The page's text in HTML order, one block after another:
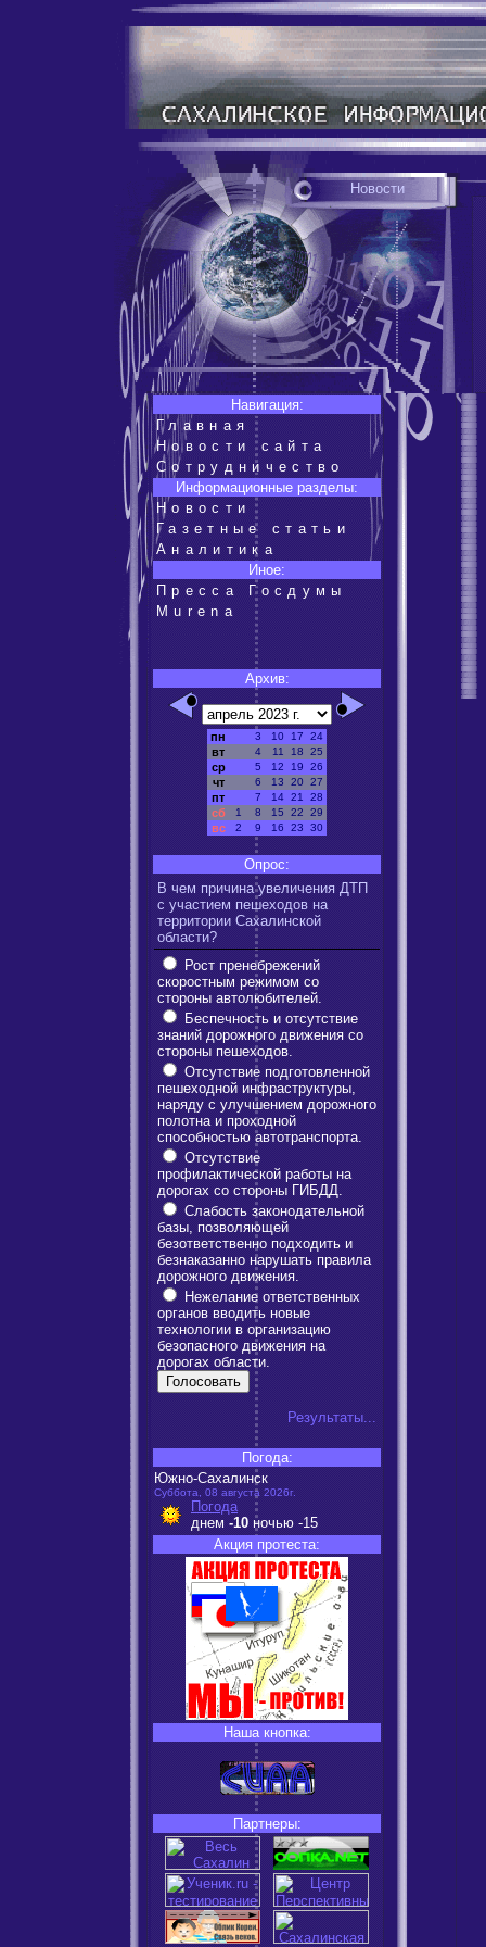
Новости
Навигация:
Главная
Новости сайта
Сотрудничество
Информационные разделы:
Новости
Газетные статьи
Аналитика
Иное:
Пресса Госдумы
Murena
Архив:
пн 3 10 17 24
вт 4 11 18 25
ср 5 12 19 26
чт 6 13 20 27
пт 7 14 21 28
сб 1 8 15 22 29
вс 2 9 16 23 30
Опрос:
В чем причина увеличения ДТП
с участием пешеходов на
территории Сахалинской
области?
Рост пренебрежений
скоростным режимом со
стороны автолюбителей.
Беспечность и отсутствие
знаний дорожного движения со
стороны пешеходов.
Отсутствие подготовленной
пешеходной инфраструктуры,
наряду с улучшением дорожного
полотна и проходной
способностью автотранспорта.
Отсутствие
профилактической работы на
дорогах со стороны ГИБДД.
Слабость законодательной
базы, позволяющей
безответственно подходить и
безнаказанно нарушать правила
дорожного движения.
Нежелание ответственных
органов вводить новые
технологии в организацию
безопасного движения на
дорогах области.
Результаты...
Погода:
Южно-Сахалинск
Суббота, 08 августа 2026г.
Погода
днем -10 ночью -15
Акция протеста:
Наша кнопка:
Партнеры: